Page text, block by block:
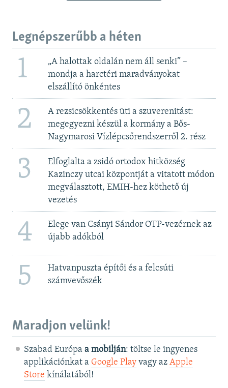
Legnépszerűbb a héten
1
„A halottak oldalán nem áll senki” –
mondja a harctéri maradványokat
elszállító önkéntes
2
A rezsicsökkentés üti a szuverenitást:
megegyezni készül a kormány a Bős-
Nagymarosi Vízlépcsőrendszerről 2. rész
3
Elfoglalta a zsidó ortodox hitközség
Kazinczy utcai központját a vitatott módon
megválasztott, EMIH-hez köthető új
vezetés
4
Elege van Csányi Sándor OTP-vezérnek az
újabb adókból
5
Hatvanpuszta építői és a felcsúti
számvevőszék
Maradjon velünk!
Szabad Európa a mobilján: töltse le ingyenes
applikációnkat a Google Playvagy az Apple
Store kínálatából!